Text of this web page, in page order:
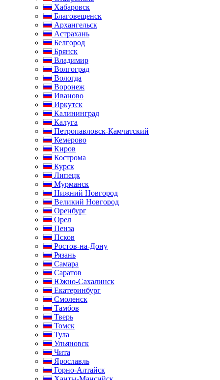
Хабаровск
Благовещенск
Архангельск
Астрахань
Белгород
Брянск
Владимир
Волгоград
Вологда
Воронеж
Иваново
Иркутск
Калининград
Калуга
Петропавловск-Камчатский
Кемерово
Киров
Кострома
Курск
Липецк
Мурманск
Нижний Новгород
Великий Новгород
Оренбург
Орел
Пенза
Псков
Ростов-на-Дону
Рязань
Самара
Саратов
Южно-Сахалинск
Екатеринбург
Смоленск
Тамбов
Тверь
Томск
Тула
Ульяновск
Чита
Ярославль
Горно-Алтайск